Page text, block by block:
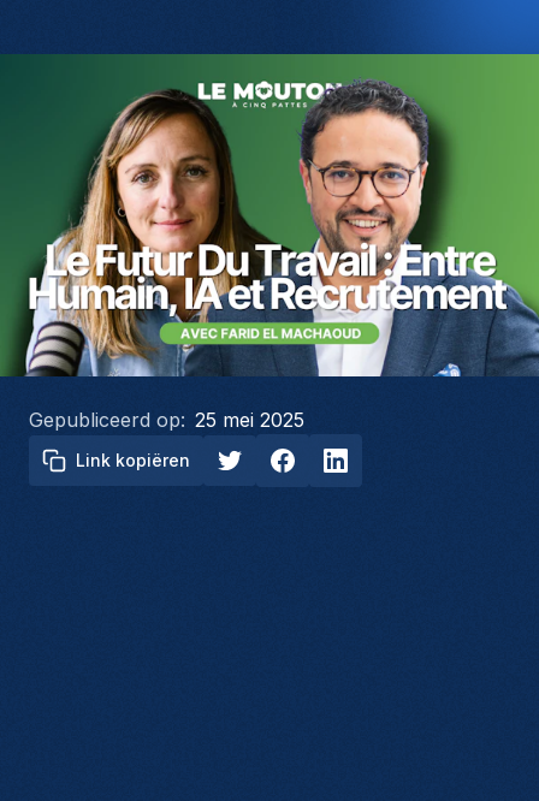
Gepubliceerd op: 25 mei 2025
Link kopiëren